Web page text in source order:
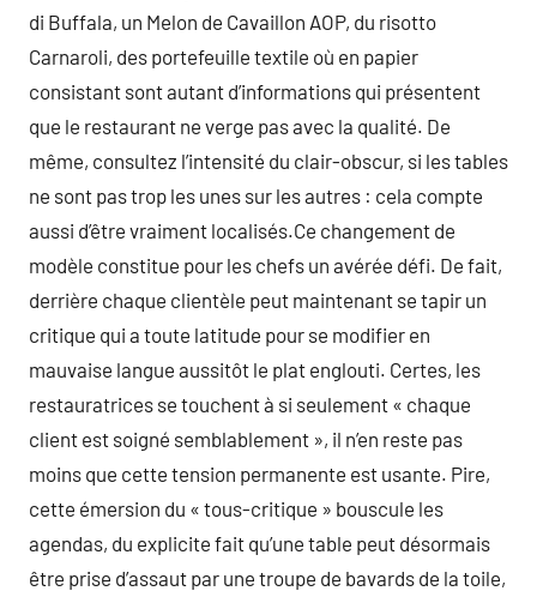
di Buffala, un Melon de Cavaillon AOP, du risotto
Carnaroli, des portefeuille textile où en papier
consistant sont autant d’informations qui présentent
que le restaurant ne verge pas avec la qualité. De
même, consultez l’intensité du clair-obscur, si les tables
ne sont pas trop les unes sur les autres : cela compte
aussi d’être vraiment localisés.Ce changement de
modèle constitue pour les chefs un avérée défi. De fait,
derrière chaque clientèle peut maintenant se tapir un
critique qui a toute latitude pour se modifier en
mauvaise langue aussitôt le plat englouti. Certes, les
restauratrices se touchent à si seulement « chaque
client est soigné semblablement », il n’en reste pas
moins que cette tension permanente est usante. Pire,
cette émersion du « tous-critique » bouscule les
agendas, du explicite fait qu’une table peut désormais
être prise d’assaut par une troupe de bavards de la toile,